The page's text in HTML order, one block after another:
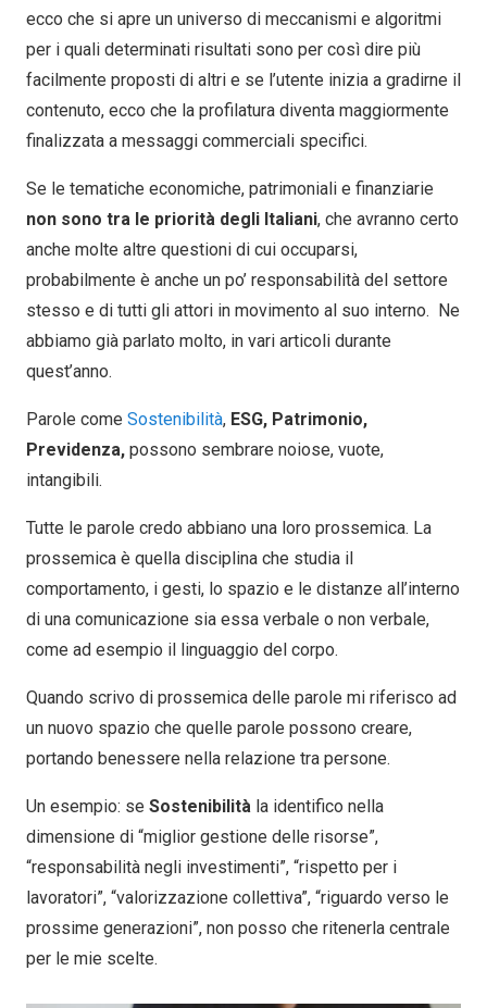
ecco che si apre un universo di meccanismi e algoritmi
per i quali determinati risultati sono per così dire più
facilmente proposti di altri e se l’utente inizia a gradirne il
contenuto, ecco che la profilatura diventa maggiormente
finalizzata a messaggi commerciali specifici.
Se le tematiche economiche, patrimoniali e finanziarie
non sono tra le priorità degli Italiani, che avranno certo
anche molte altre questioni di cui occuparsi,
probabilmente è anche un po’ responsabilità del settore
stesso e di tutti gli attori in movimento al suo interno. Ne
abbiamo già parlato molto, in vari articoli durante
quest’anno.
Parole come Sostenibilità, ESG, Patrimonio,
Previdenza, possono sembrare noiose, vuote,
intangibili.
Tutte le parole credo abbiano una loro prossemica. La
prossemica è quella disciplina che studia il
comportamento, i gesti, lo spazio e le distanze all’interno
di una comunicazione sia essa verbale o non verbale,
come ad esempio il linguaggio del corpo.
Quando scrivo di prossemica delle parole mi riferisco ad
un nuovo spazio che quelle parole possono creare,
portando benessere nella relazione tra persone.
Un esempio: se Sostenibilità la identifico nella
dimensione di “miglior gestione delle risorse”,
“responsabilità negli investimenti”, “rispetto per i
lavoratori”, “valorizzazione collettiva”, “riguardo verso le
prossime generazioni”, non posso che ritenerla centrale
per le mie scelte.